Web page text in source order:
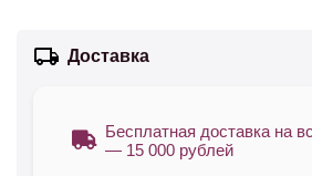
Доставка
Бесплатная доставка на
— 15 000 рублей